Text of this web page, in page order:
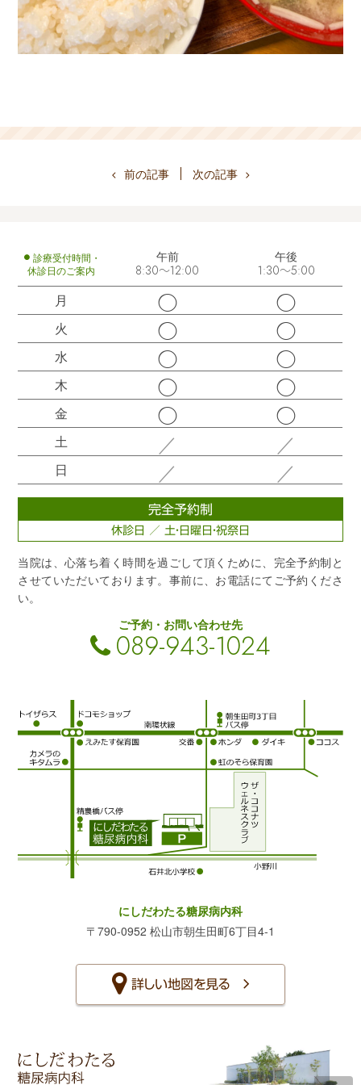
前の記事 次の記事
診療受付時間・
休診日のご案内
午前
8:30～12:00
午後
1:30～5:00
月 ◯ ◯
火 ◯ ◯
水 ◯ ◯
木 ◯ ◯
金 ◯ ◯
土 ／ ／
日 ／ ／
完全予約制
休診日 ／ 土・日曜日・祝祭日
当院は、心落ち着く時間を過ごして頂くために、完全予約制と
させていただいております。事前に、お電話にてご予約くださ
い。
ご予約・お問い合わせ先
089-943-1024
にしだわたる糖尿病内科
〒790-0952 松山市朝生田町6丁目4-1
詳しい地図を見る